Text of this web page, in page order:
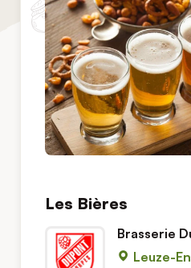
Les Bières
Brasserie
Leuze-